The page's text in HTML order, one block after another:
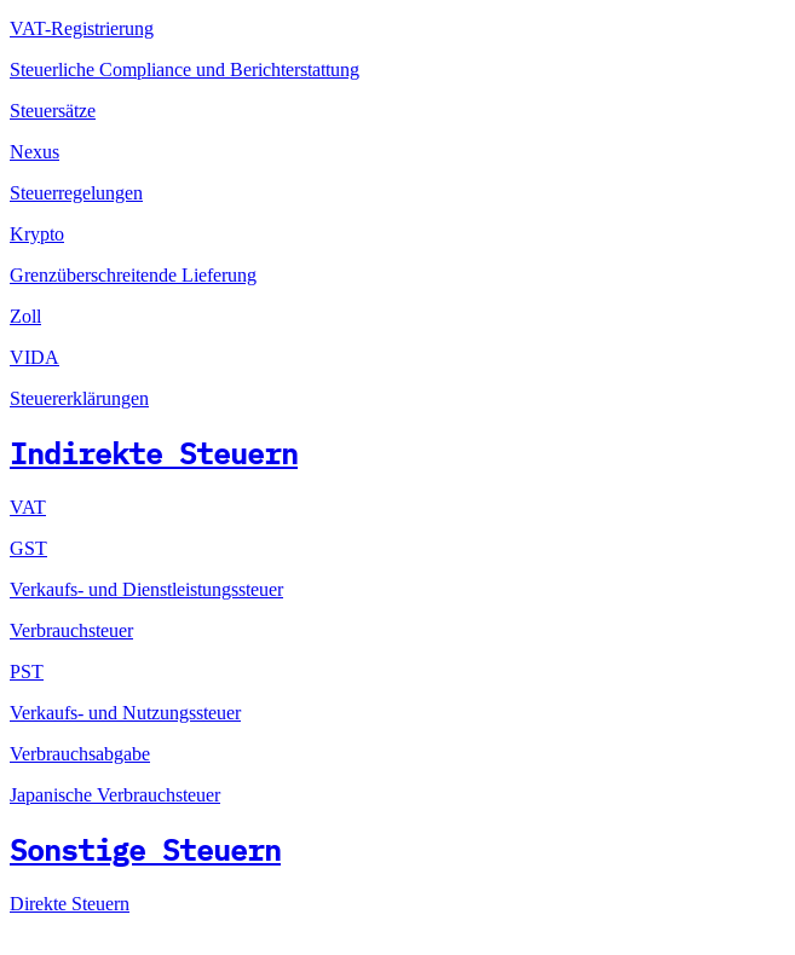
VAT-Registrierung
Steuerliche Compliance und Berichterstattung
Steuersätze
Nexus
Steuerregelungen
Krypto
Grenzüberschreitende Lieferung
Zoll
VIDA
Steuererklärungen
Indirekte Steuern
VAT
GST
Verkaufs- und Dienstleistungssteuer
Verbrauchsteuer
PST
Verkaufs- und Nutzungssteuer
Verbrauchsabgabe
Japanische Verbrauchsteuer
Sonstige Steuern
Direkte Steuern